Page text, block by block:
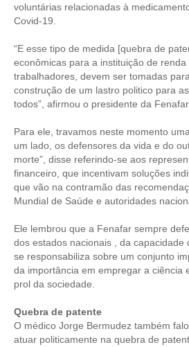
CARREIRA
AUTÔNOMOS E SERVIÇOS
NEWSLETTER
GUIA DAS ENGENHARIAS
CONTATO
CURSOS
ENGENHEIRO EMPREENDEDOR
PLATAFORMAS GRATUITAS
BENEFÍCIOS
CONVÊNIOS
voluntárias relacionadas à
Covid-19.
“E esse tipo de medida [quebra de
econômicas para a instituição de
trabalhadores, devem ser tomadas
construção de um lastro politico para
todos”, afirmou o presidente da
Para ele, travamos neste momento
um lado, os defensores da vida e do
morte”, disse referindo-se aos
financeiro, que incentivam soluções
que vão na contramão das
Mundial de Saúde e autoridades
Ele lembrou que a Fenafar sempre
dos estados nacionais , da capacidade
se responsabiliza sobre um conjunto
da importância em empregar a ciência
prol da sociedade.
Quebra de patente
O médico Jorge Bermudez também
atuar politicamente na quebra de